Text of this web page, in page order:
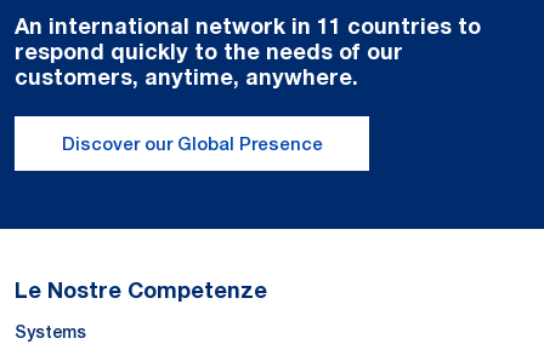
An international network in 11 countries to
respond quickly to the needs of our
customers, anytime, anywhere.
Discover our Global Presence
Le Nostre Competenze
Systems